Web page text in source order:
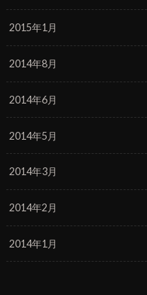
2015年1月
2014年8月
2014年6月
2014年5月
2014年3月
2014年2月
2014年1月